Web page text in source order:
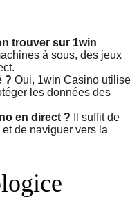
trouver sur 1win
à sous, des jeux
? Oui, 1win Casino utilise
les données des
en direct ? Il suffit de
de naviguer vers la